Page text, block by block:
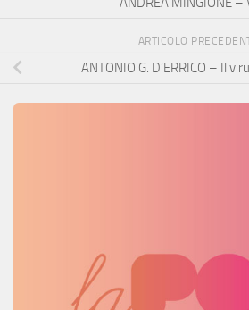
ARTICOLO
ANTONIO G. D’ERRICO – Il